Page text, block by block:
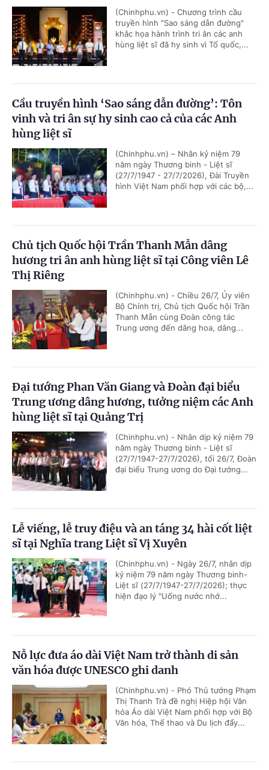
(Chinhphu.vn) - Chương trình cầu
truyền hình "Sao sáng dẫn đường"
khắc họa hành trình tri ân các anh
hùng liệt sĩ đã hy sinh vì Tổ quốc,...
Cầu truyền hình ‘Sao sáng dẫn đường’: Tôn
vinh và tri ân sự hy sinh cao cả của các Anh
hùng liệt sĩ
(Chinhphu.vn) – Nhân kỷ niệm 79
năm ngày Thương binh - Liệt sĩ
(27/7/1947 - 27/7/2026), Đài Truyền
hình Việt Nam phối hợp với các bộ,...
Chủ tịch Quốc hội Trần Thanh Mẫn dâng
hương tri ân anh hùng liệt sĩ tại Công viên Lê
Thị Riêng
(Chinhphu.vn) - Chiều 26/7, Ủy viên
Bộ Chính trị, Chủ tịch Quốc hội Trần
Thanh Mẫn cùng Đoàn công tác
Trung ương đến dâng hoa, dâng...
Đại tướng Phan Văn Giang và Đoàn đại biểu
Trung ương dâng hương, tưởng niệm các Anh
hùng liệt sĩ tại Quảng Trị
(Chinhphu.vn) - Nhân dịp kỷ niệm 79
năm ngày Thương binh - Liệt sĩ
(27/7/1947-27/7/2026), tối 26/7, Đoàn
đại biểu Trung ương do Đại tướng...
Lễ viếng, lễ truy điệu và an táng 34 hài cốt liệt
sĩ tại Nghĩa trang Liệt sĩ Vị Xuyên
(Chinhphu.vn) - Ngày 26/7, nhân dịp
kỷ niệm 79 năm ngày Thương binh-
Liệt sĩ (27/7/1947-27/7/2026); thực
hiện đạo lý "Uống nước nhớ...
Nỗ lực đưa áo dài Việt Nam trở thành di sản
văn hóa được UNESCO ghi danh
(Chinhphu.vn) - Phó Thủ tướng Phạm
Thị Thanh Trà đề nghị Hiệp hội Văn
hóa Áo dài Việt Nam phối hợp với Bộ
Văn hóa, Thể thao và Du lịch đẩy...